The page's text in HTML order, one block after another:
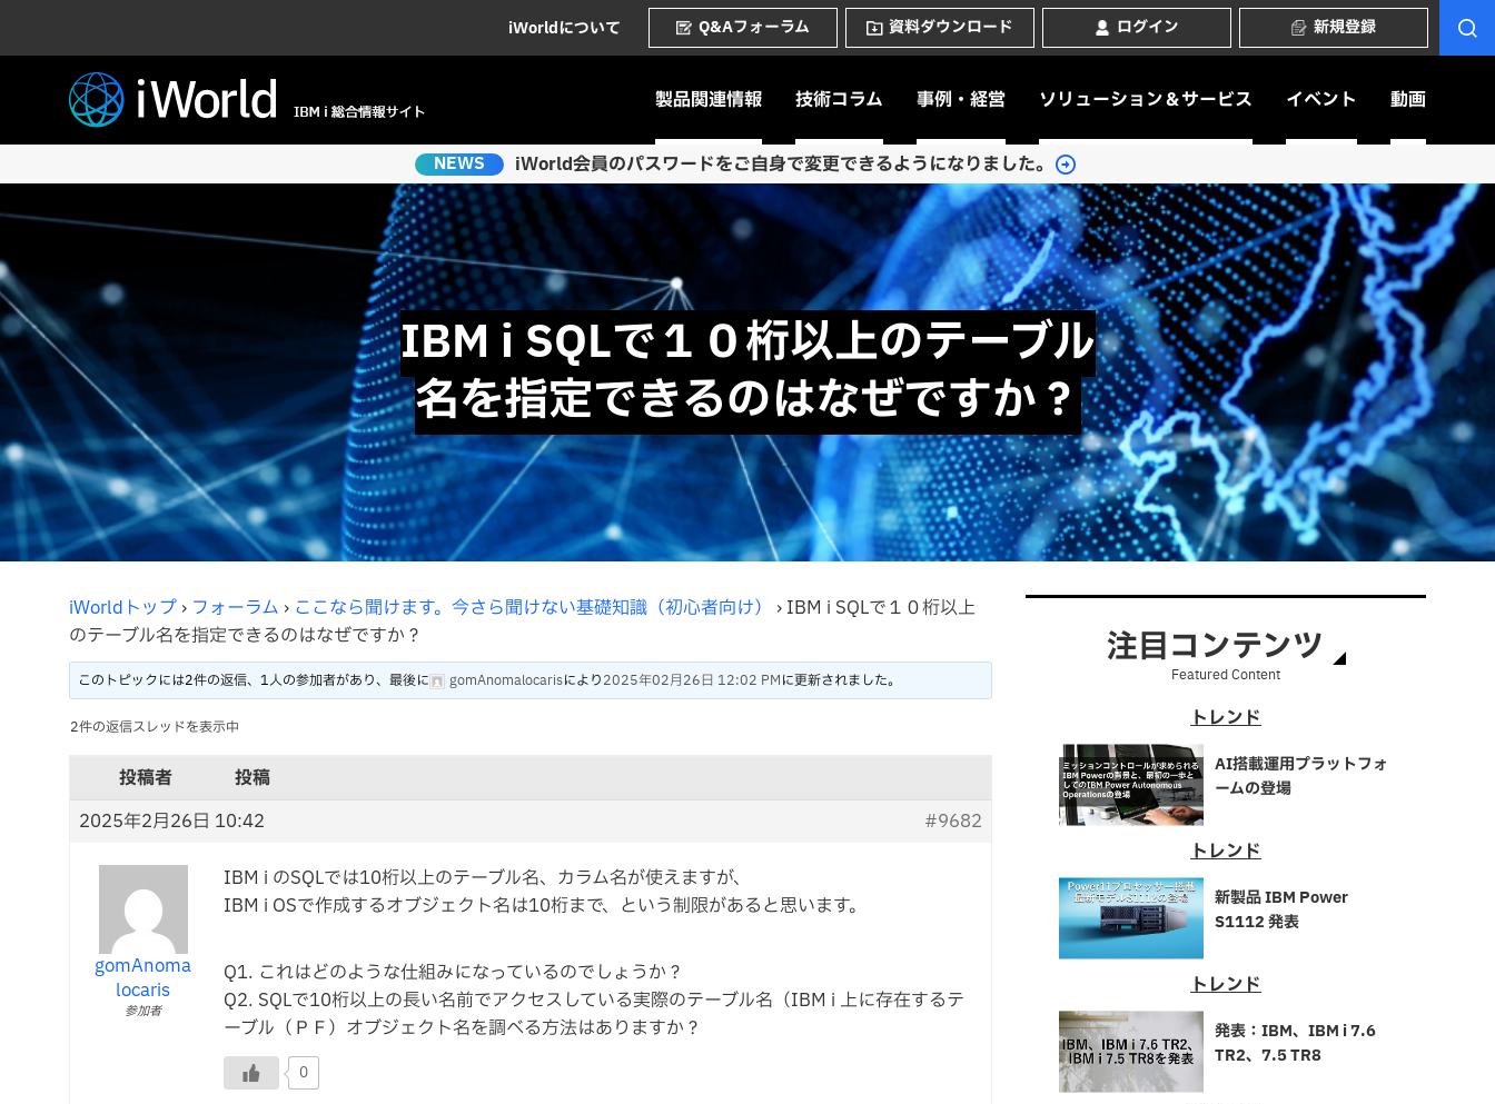
iWorldについて Q&Aフォーラム 資料ダウンロード ログイン 新規登録
製品関連情報 技術コラム 事例・経営 ソリューション＆サービス イベント 動画
NEWS iWorld会員のパスワードをご自身で変更できるようになりました。
IBM i SQLで１０桁以上のテーブル
名を指定できるのはなぜですか？
iWorldトップ › フォーラム › ここなら聞けます。今さら聞けない基礎知識（初心者向け） › IBM i SQLで１０桁以上
のテーブル名を指定できるのはなぜですか？
このトピックには2件の返信、1人の参加者があり、最後に gomAnomalocarisにより2025年02月26日 12:02 PMに更新されました。
2件の返信スレッドを表示中
投稿者
投稿
2025年2月26日 10:42
#9682
gomAnoma
locaris
参加者
IBM i のSQLでは10桁以上のテーブル名、カラム名が使えますが、
IBM i OSで作成するオブジェクト名は10桁まで、という制限があると思います。
Q1. これはどのような仕組みになっているのでしょうか？
Q2. SQLで10桁以上の長い名前でアクセスしている実際のテーブル名（IBM i 上に存在するテ
ーブル（ＰＦ）オブジェクト名を調べる方法はありますか？
0
注目コンテンツ
Featured Content
トレンド
AI搭載運用プラットフォ
ームの登場
トレンド
新製品 IBM Power
S1112 発表
トレンド
発表：IBM、IBM i 7.6
TR2、7.5 TR8